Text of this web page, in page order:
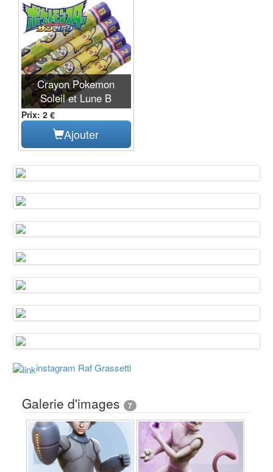
Crayon Pokemon
Soleil et Lune B
Prix: 2 €
Ajouter
instagram Raf Grassetti
Galerie d'images 7